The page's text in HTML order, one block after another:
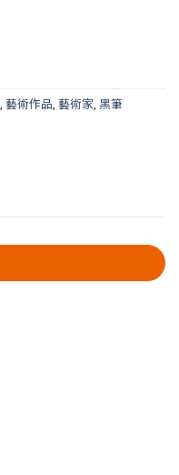
藝術作品 藝術家 黑筆